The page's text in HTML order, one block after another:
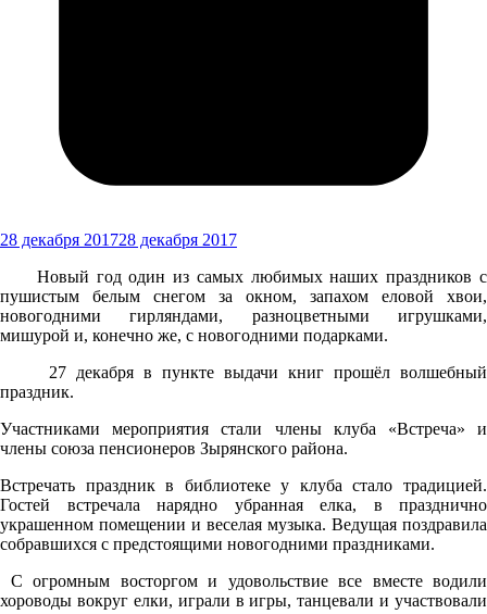
28 декабря 201728 декабря 2017
Новый год один из самых любимых наших праздников с
пушистым белым снегом за окном, запахом еловой хвои,
новогодними гирляндами, разноцветными игрушками,
мишурой и, конечно же, с новогодними подарками.
27 декабря в пункте выдачи книг прошёл волшебный
праздник.
Участниками мероприятия стали члены клуба «Встреча» и
члены союза пенсионеров Зырянского района.
Встречать праздник в библиотеке у клуба стало традицией.
Гостей встречала нарядно убранная елка, в празднично
украшенном помещении и веселая музыка. Ведущая поздравила
собравшихся с предстоящими новогодними праздниками.
С огромным восторгом и удовольствие все вместе водили
хороводы вокруг елки, играли в игры, танцевали и участвовали